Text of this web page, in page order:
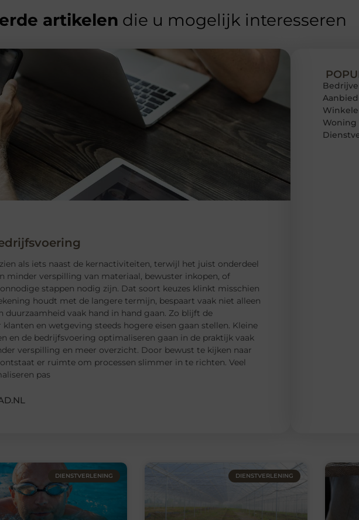
artikelen die u mogelijk interesseren
als iets naast de kernactiviteiten, terwijl het juist onderdeel
minder verspilling van materiaal, bewuster inkopen, of
stappen nodig zijn. Dat soort keuzes klinkt misschien
houdt met de langere termijn, bespaart vaak niet alleen
vaak hand in hand gaan. Zo blijft de
en wetgeving steeds hogere eisen gaan stellen. Kleine
en de bedrijfsvoering optimaliseren gaan in de praktijk vaak
verspilling en meer overzicht. Door bewust te kijken naar
er ruimte om processen slimmer in te richten. Veel
pas
Woning
DIENSTVERLENING DIENSTVERLENING